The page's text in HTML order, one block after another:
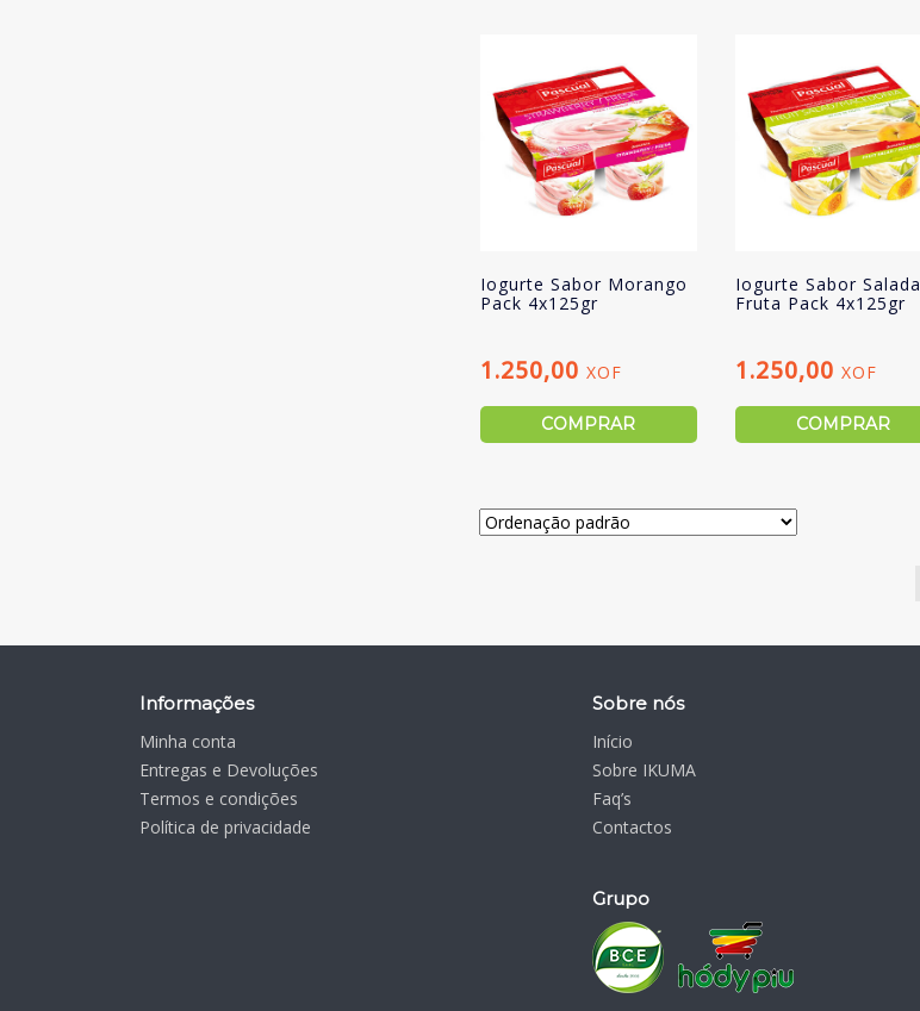
Iogurte Sabor Morango
Pack 4x125gr
1.250,00 XOF
COMPRAR
Iogurte Sabor Salada
Fruta Pack 4x125gr
1.250,00 XOF
COMPRAR
Informações
Minha conta
Entregas e Devoluções
Termos e condições
Política de privacidade
Sobre nós
Início
Sobre IKUMA
Faq’s
Contactos
Grupo